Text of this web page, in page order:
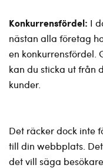
Konkurrensfördel: I
nästan alla företag
en konkurrensfördel.
kan du sticka ut från
kunder.
Det räcker dock inte
till din webbplats.
det vill säga